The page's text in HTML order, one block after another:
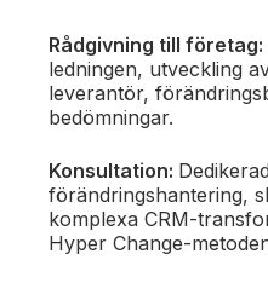
Rådgivning till företag:
ledningen, utveckling
leverantör,
bedömningar.
Konsultation:
förändringshantering,
komplexa CRM-
Hyper Change-